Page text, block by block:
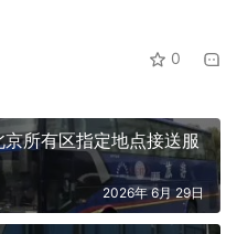
0
所有区指定地点接送服
2026年 6月 29日